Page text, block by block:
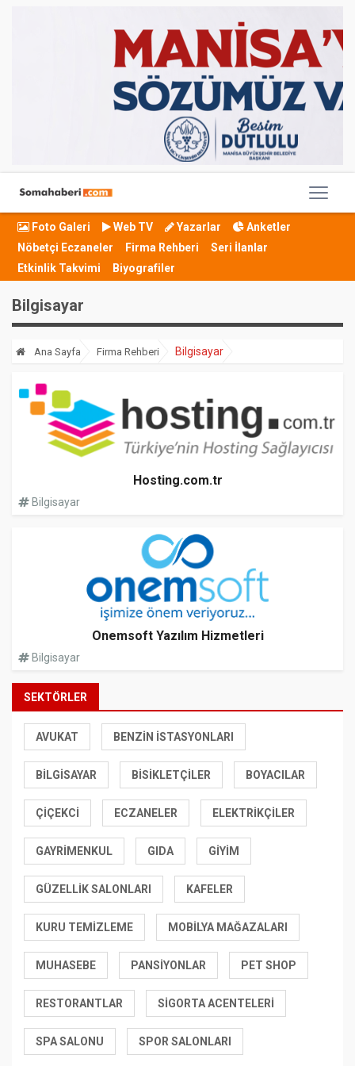
Foto Galeri Web TV Yazarlar
Anketler
Nöbetçi Eczaneler
Firma Rehberi
Seri İlanlar
Etkinlik Takvimi
Biyografiler
Bilgisayar
Ana Sayfa Firma Rehberi Bilgisayar
Hosting.com.tr
Bilgisayar
Onemsoft Yazılım Hizmetleri
Bilgisayar
SEKTÖRLER
AVUKAT BENZIN İSTASYONLARI
BILGISAYAR BISIKLETÇILER BOYACILAR
ÇIÇEKCI ECZANELER ELEKTRIKÇILER
GAYRIMENKUL GIDA GIYIM
GÜZELLIK SALONLARI KAFELER
KURU TEMIZLEME MOBILYA MAĞAZALARI
MUHASEBE PANSIYONLAR PET SHOP
RESTORANTLAR SIGORTA ACENTELERI
SPA SALONU SPOR SALONLARI